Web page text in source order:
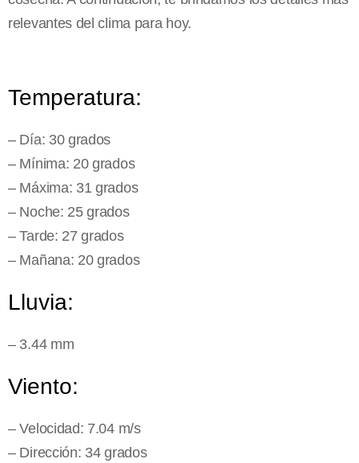
relevantes del clima para hoy.
Temperatura:
– Día: 30 grados
– Mínima: 20 grados
– Máxima: 31 grados
– Noche: 25 grados
– Tarde: 27 grados
– Mañana: 20 grados
Lluvia:
– 3.44 mm
Viento:
– Velocidad: 7.04 m/s
– Dirección: 34 grados